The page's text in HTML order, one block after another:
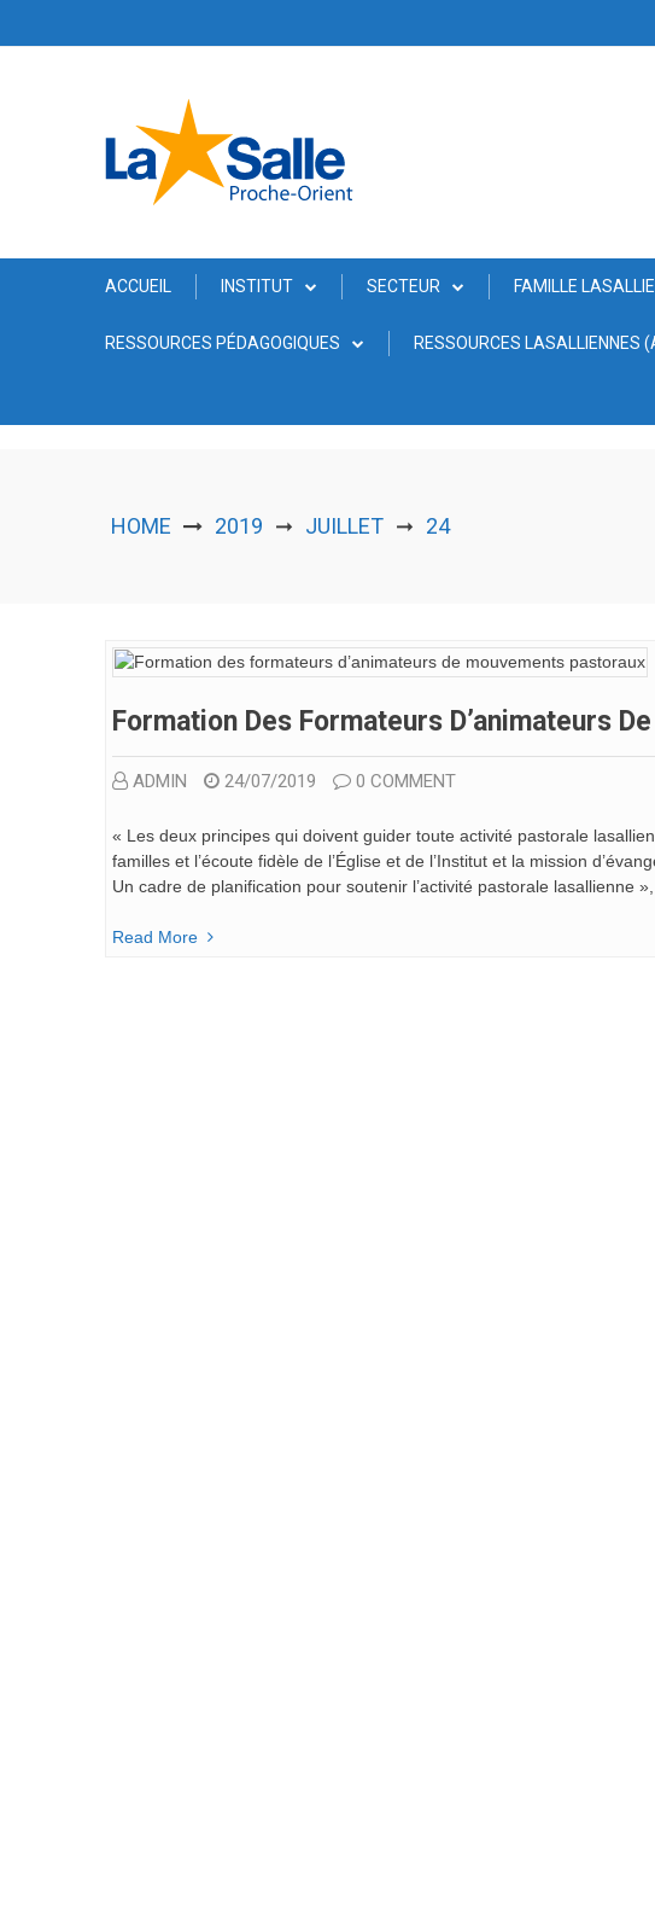
ACCUEIL INSTITUT SECTEUR FAMILLE
RESSOURCES PÉDAGOGIQUES RESSOURCES LASALLIENNES
HOME 2019 ➞ JUILLET ➞ 24
Formation Des Formateurs D’animateurs
ADMIN 24/07/2019 0 COMMENT
« Les deux principes qui doivent guider toute activité pastorale
familles et l’écoute fidèle de l’Église et de l’Institut et la mission
Un cadre de planification pour soutenir l’activité pastorale lasallienne
Read More